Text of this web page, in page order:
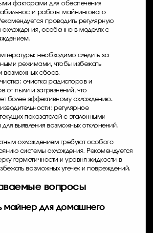
факторами для обеспечения
работы майнингового
проводить регулярную
охлаждения, особенно в моделях с
необходимо следить за
режимами, чтобы избежать
возможных сбоев.
чистка: очистка радиаторов и
от пыли и загрязнений, что
более эффективному охлаждению.
регулярное
показателей с эталонными
выявления возможных отклонений.
охлаждением требуют особого
системы охлаждения. Рекомендуется
герметичности и уровня жидкости в
возможных утечек и повреждений.
вопросы
майнер для домашнего